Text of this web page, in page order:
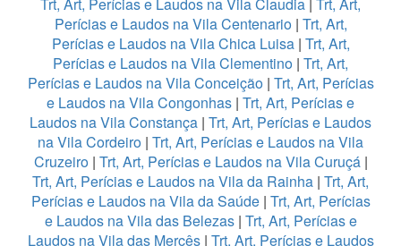
Trt, Art, Perícias e Laudos na Vila Claudia | Trt, Art,
Perícias e Laudos na Vila Centenario| Trt, Art,
Perícias e Laudos na Vila Chica Luisa | Trt, Art,
Perícias e Laudos na Vila Clementino | Trt, Art,
Perícias e Laudos na Vila Conceição| Trt, Art, Perícias
e Laudos na Vila Congonhas | Trt, Art, Perícias e
Laudos na Vila Constança | Trt, Art, Perícias e Laudos
na Vila Cordeiro | Trt, Art, Perícias e Laudos na Vila
Cruzeiro | Trt, Art, Perícias e Laudos na Vila Curuçá |
Trt, Art, Perícias e Laudos na Vila da Rainha | Trt, Art,
Perícias e Laudos na Vila da Saúde| Trt, Art, Perícias
e Laudos na Vila das Belezas| Trt, Art, Perícias e
Laudos na Vila das Mercês| Trt, Art, Perícias e Laudos